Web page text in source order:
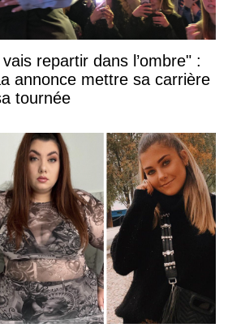
repartir dans l’ombre" :
annonce mettre sa carrière
tournée